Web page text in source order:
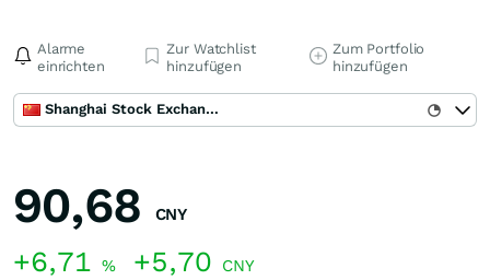
Alarme
einrichten
Zur Watchlist
hinzufügen
Zum Portfolio
hinzufügen
Shanghai Stock Exchange
90,68 CNY
+6,71 % +5,70 CNY